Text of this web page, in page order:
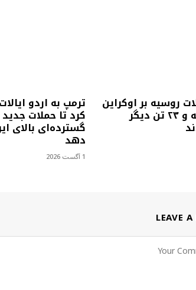
روسیه بر اوکراین
۹ تن کشته و ۲۳ تن دیگر
ترمپ به اردو
کرد تا حملات
گسترده‌ای بالای
دهد
1 آگست 2026
LEAVE A